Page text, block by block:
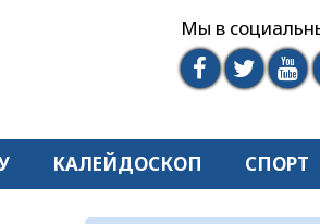
Мы в
КАЛЕЙДОСКОП СПОРТ